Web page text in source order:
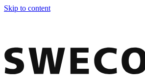
Skip to content